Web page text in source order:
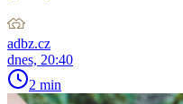
adbz.cz
dnes, 20:40
2 min